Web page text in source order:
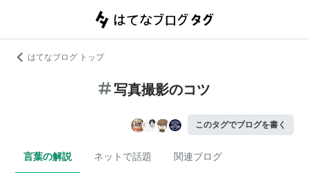
はてなブログ トップ
写真撮影のコツ
このタグでブログを書く
言葉の解説 ネットで話題 関連ブログ